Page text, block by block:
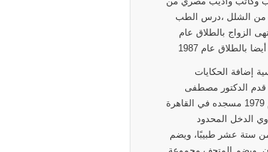
1921) توفي والده عام 1939 بعد سنوات من الشلل ،درس الطب
و لكنه تفرغ للكتابة و البحث عام 1960 تزوج عام 1961 و انتهى الزواج بالطلاق عام
إضافة الحكايات
قدم الدكتور مصطفى
محمود 400 حلقة من برنامجه التلفزيوني الشهير (العلم والإيمان) وأنشأ عام 1979 مسجده في القاهرة
الدخل المحدود
ستة عشر ‏طبيبًا‏، ‏ويضم